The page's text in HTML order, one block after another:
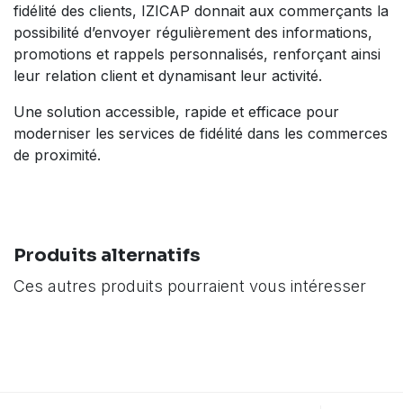
fidélité des clients, IZICAP donnait aux commerçants la
possibilité d’envoyer régulièrement des informations,
promotions et rappels personnalisés, renforçant ainsi
leur relation client et dynamisant leur activité.
Une solution accessible, rapide et efficace pour
moderniser les services de fidélité dans les commerces
de proximité.
Produits alternatifs
Ces autres produits pourraient vous intéresser